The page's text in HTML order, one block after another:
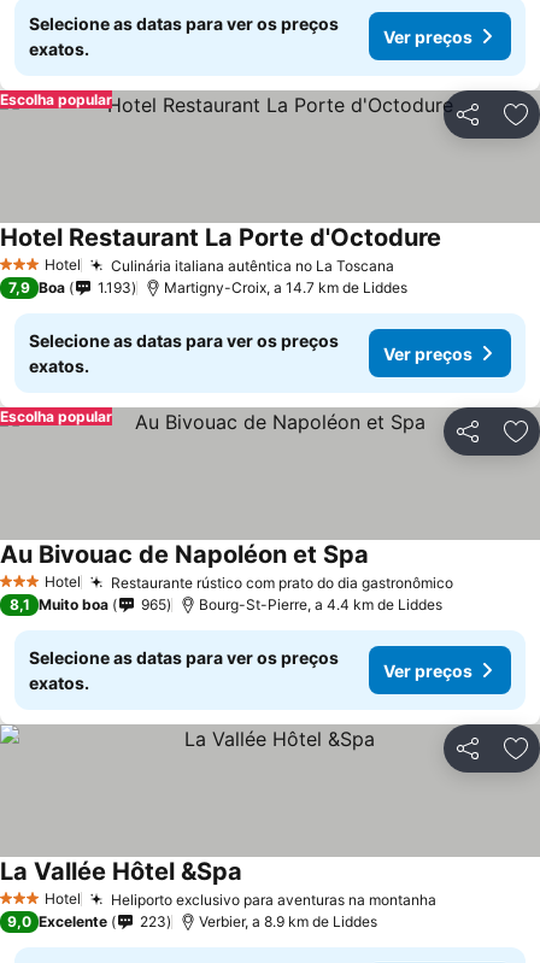
Selecione as datas para ver os preços
exatos.
Ver preços
Partilhar
Escolha popular
3 EstrelasHotel Culinária italiana autêntica no La Toscana
Hotel Restaurant La Porte d'Octodure
7,9 Boa 1.193 Martigny-Croix, a 14.7 km de Liddes
Selecione as datas para ver os preços
exatos.
Ver preços
Partilhar
Escolha popular
3 EstrelasHotel Restaurante rústico com prato do dia gastronômico
Au Bivouac de Napoléon et Spa
8,1 Muito boa 965 Bourg-St-Pierre, a 4.4 km de Liddes
Selecione as datas para ver os preços
exatos.
Ver preços
Partilhar
3 EstrelasHotel Heliporto exclusivo para aventuras na montanha
La Vallée Hôtel &Spa
9,0 Excelente 223 Verbier, a 8.9 km de Liddes